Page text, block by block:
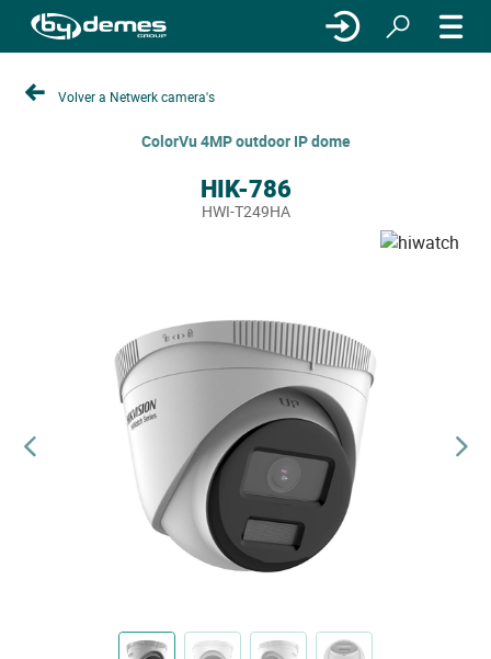
Volver a Netwerk camera's
ColorVu 4MP outdoor IP dome
HIK-786
HWI-T249HA